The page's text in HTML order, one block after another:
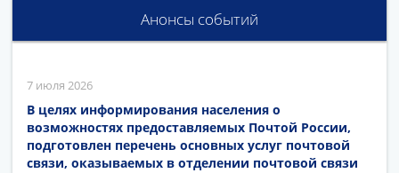
Анонсы событий
7 июля 2026
В целях информирования населения о
возможностях предоставляемых Почтой России,
подготовлен перечень основных услуг почтовой
связи, оказываемых в отделении почтовой связи